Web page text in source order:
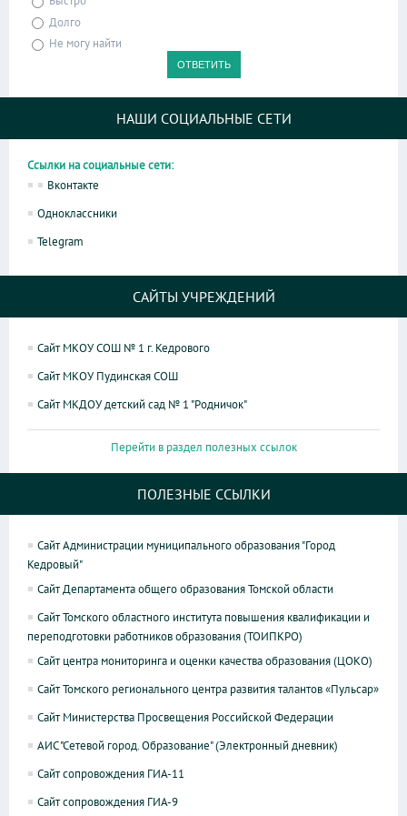
Долго
Не могу найти
НАШИ СОЦИАЛЬНЫЕ СЕТИ
Ссылки на социальные сети:
Вконтакте
Одноклассники
Telegram
САЙТЫ УЧРЕЖДЕНИЙ
Сайт МКОУ СОШ № 1 г. Кедрового
Сайт МКОУ Пудинская СОШ
Сайт МКДОУ детский сад № 1 "Родничок"
Перейти в раздел полезных ссылок
ПОЛЕЗНЫЕ ССЫЛКИ
Сайт Администрации муниципального образования "Город
Кедровый"
Сайт Департамента общего образования Томской области
Сайт Томского областного института повышения квалификации и
переподготовки работников образования (ТОИПКРО)
Сайт центра мониторинга и оценки качества образования (ЦОКО)
Сайт Томского регионального центра развития талантов «Пульсар»
Сайт Министерства Просвещения Российской Федерации
АИС "Сетевой город. Образование" (Электронный дневник)
Сайт сопровождения ГИА-11
Сайт сопровождения ГИА-9